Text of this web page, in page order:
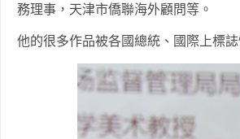
務理事，天津市僑聯海外顧問等。
他的很多作品被各國總統、國際上標誌